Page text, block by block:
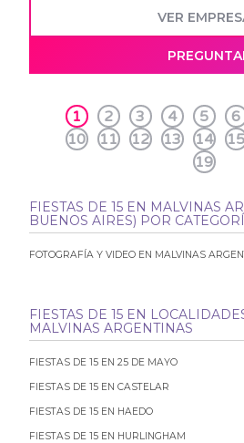
VER
1 2 3 4 5 6
10
11 12 13 14 15
19
FIESTAS DE 15 EN MALVINAS
BUENOS AIRES) POR
FOTOGRAFÍA Y VIDEO EN MALVINAS
FIESTAS DE 15 EN
MALVINAS ARGENTINAS
FIESTAS DE 15 EN 25 DE MAYO
FIESTAS DE 15 EN CASTELAR
FIESTAS DE 15 EN HAEDO
FIESTAS DE 15 EN HURLINGHAM